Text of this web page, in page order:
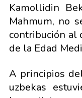
Kamollidin
Mahmum, no
contribución al
de la Edad
A principios
uzbekas